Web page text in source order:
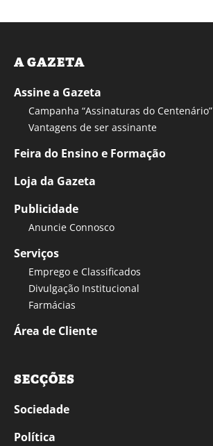
A GAZETA
Assine a Gazeta
Campanha “Assinaturas do Centenário”
Vantagens de ser assinante
Feira do Ensino e Formação
Loja da Gazeta
Publicidade
Anuncie Connosco
Serviços
Emprego e Classificados
Divulgação Institucional
Farmácias
Área de Cliente
SECÇÕES
Sociedade
Política